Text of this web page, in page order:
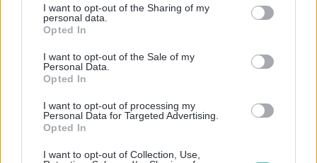
I want to opt-out of the Sharing of my
personal data.
Opted In
I want to opt-out of the Sale of my
Personal Data.
Opted In
I want to opt-out of processing my
Personal Data for Targeted Advertising.
Opted In
I want to opt-out of Collection, Use,
Pour plus de détail, tarifs SMS
Vérification HLR (Brésil)